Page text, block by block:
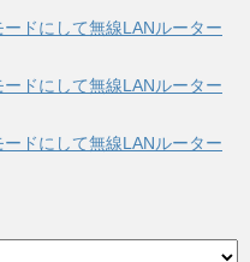
ドにして無線LANルーター
ドにして無線LANルーター
ドにして無線LANルーター